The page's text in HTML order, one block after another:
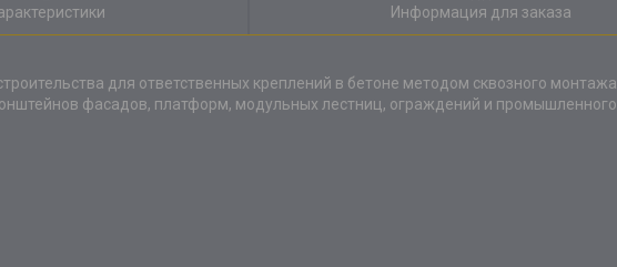
Информация для заказа
для ответственных креплений в бетоне методом сквозного монтажа.
фасадов, платформ, модульных лестниц, ограждений и промышленного